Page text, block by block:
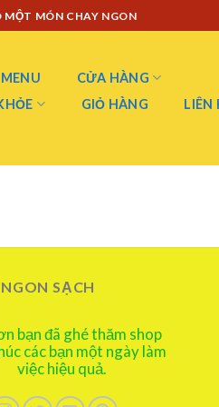
MỘT MÓN CHAY NGON
MENU
CỬA HÀNG
GIỎ HÀNG LIÊN
SẠCH
bạn đã ghé thăm shop
các bạn một ngày làm
việc hiệu quả.